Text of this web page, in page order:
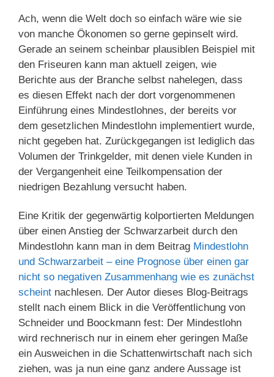
Ach, wenn die Welt doch so einfach wäre wie sie
von manche Ökonomen so gerne gepinselt wird.
Gerade an seinem scheinbar plausiblen Beispiel mit
den Friseuren kann man aktuell zeigen, wie
Berichte aus der Branche selbst nahelegen, dass
es diesen Effekt nach der dort vorgenommenen
Einführung eines Mindestlohnes, der bereits vor
dem gesetzlichen Mindestlohn implementiert wurde,
nicht gegeben hat. Zurückgegangen ist lediglich das
Volumen der Trinkgelder, mit denen viele Kunden in
der Vergangenheit eine Teilkompensation der
niedrigen Bezahlung versucht haben.
Eine Kritik der gegenwärtig kolportierten Meldungen
über einen Anstieg der Schwarzarbeit durch den
Mindestlohn kann man in dem Beitrag Mindestlohn
und Schwarzarbeit – eine Prognose über einen gar
nicht so negativen Zusammenhang wie es zunächst
scheint nachlesen. Der Autor dieses Blog-Beitrags
stellt nach einem Blick in die Veröffentlichung von
Schneider und Boockmann fest: Der Mindestlohn
wird rechnerisch nur in einem eher geringen Maße
ein Ausweichen in die Schattenwirtschaft nach sich
ziehen, was ja nun eine ganz andere Aussage ist